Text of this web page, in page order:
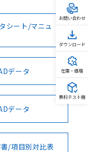
シート/マニュ
データ
データ
/項目別対比表
お問い合わせ
ダウンロード
在庫・価格
無料テスト機